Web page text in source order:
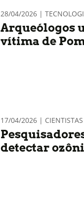
28/04/2026 |
Arqueólogos
vítima de
17/04/2026 | CIENTISTAS
detectar